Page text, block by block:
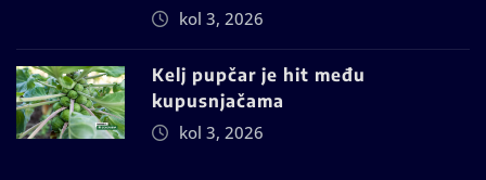
kol 3, 2026
Kelj pupčar je hit među
kupusnjačama
kol 3, 2026